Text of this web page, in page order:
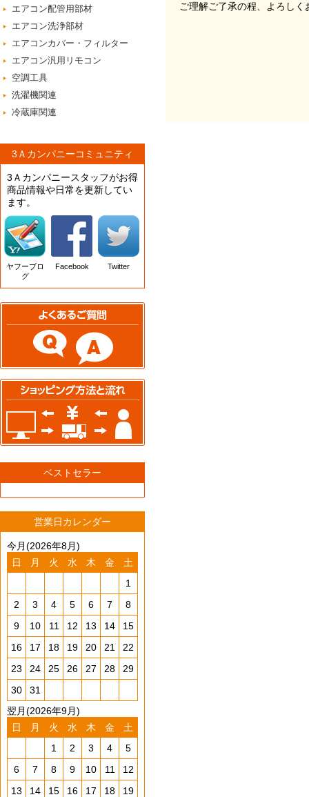
エアコン配管用部材
エアコン洗浄部材
エアコンカバー・フィルター
エアコン汎用リモコン
空調工具
洗濯機関連
冷蔵庫関連
3Ａカンパニーコミュニティ
3Ａカンパニースタッフがお得
商品情報や日常を更新してい
ます。
ヤフーブロ
グ
Facebook Twitter
ベストセラー
営業日カレンダー
今月(2026年8月)
日
月 火 水 木 金
土
1
2
3 4 5 6 7
8
9
10 11 12 13 14
15
16
17 18 19 20 21
22
23
24 25 26 27 28
29
30
31
翌月(2026年9月)
日
月 火 水 木 金
土
1
2 3 4
5
6
7 8 9 10 11
12
13
14 15 16 17 18
19
ご理解ご了承の程、よろし